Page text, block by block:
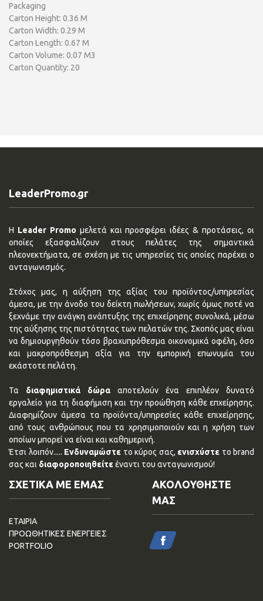
Packaging
Carton Height: 0.36 M
Carton Width: 0.29 M
Carton Length: 0.67 M
Carton Volume: 0.07 M3
Carton Quantity: 20
LeaderPromo.gr
Η Leader Promo μελετά και προσφέρει ιδέες & προτάσεις, οι
οποίες εξασφαλίζουν στους πελάτες της σημαντικά
πλεονεκτήματα, σε σχέση με τις υπηρεσίες τις οποίες παρέχει ο
ανταγωνισμός.
Στόχος μας, η αύξηση της αξίας του προϊόντος/υπηρεσίας
άμεσα, με την άνοδο του δείκτη πωλήσεων, χωρίς όμως ποτέ να
ξεχνάμε την ανάγκη ανάπτυξης της επιχείρησης συνολικά, μέσω
της αύξησης της πιστότητας των πελατών της. Σκοπός μας είναι
να δημιουργηθούν τόσο βραχυπρόθεσμα οικονομικά οφέλη, όσο
και μακροπρόθεσμη αξία για την εμπορική επωνυμία του
εκάστοτε πελάτη.
Τα διαφημιστικά δώρα αποτελούν ένα επιπλέον δυνατό
εργαλείο για τη διαφήμιση και την προώθηση κάθε επχείρησης.
Διαφημίζουν άμεσα τα προϊόντα/υπηρεσίες κάθε επιχείρησης,
από τους ανθρώπους που τα χρησιμοποιούν και η χρήση των
οποίων μπορεί να είναι και καθημερινή.
Έτσι λοιπόν..... Ενδυναμώστε το κύρος σας, ενισχύστε το brand
σας και διαφοροποιηθείτεέναντι του ανταγωνισμού!
ΣΧΕΤΙΚΑ ΜΕ ΕΜΑΣ
ΕΤΑΙΡΙΑ
ΠΡΟΩΘΗΤΙΚΕΣ ΕΝΕΡΓΕΙΕΣ
PORTFOLIO
ΑΚΟΛΟΥΘΗΣΤΕ
ΜΑΣ